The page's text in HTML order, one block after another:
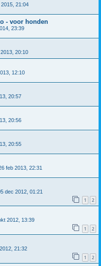
21:04
- voor honden
23:39
20:10
12:10
20:57
20:56
20:55
feb 2013, 22:31
dec 2012, 01:21
1 2
2012, 13:39
1 2
21:32
1 2